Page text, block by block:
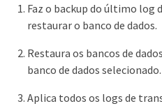
Faz o backup do último log
restaurar o banco de dados.
Restaura os bancos de
banco de dados selecionado.
Aplica todos os logs de